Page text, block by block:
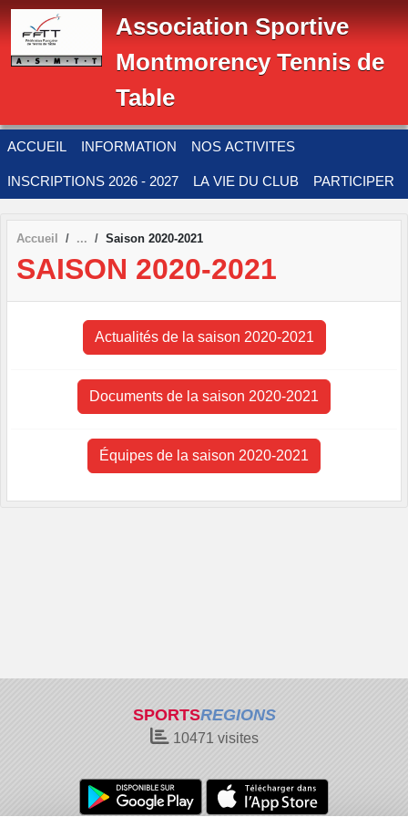
Association Sportive
Montmorency Tennis de
Table
ACCUEIL INFORMATION NOS ACTIVITES
INSCRIPTIONS 2026 - 2027 LA VIE DU CLUB PARTICIPER
Accueil Saison 2020-2021
SAISON 2020-2021
Actualités de la saison 2020-2021
Documents de la saison 2020-2021
Équipes de la saison 2020-2021
SPORTSREGIONS
10471 visites
Panneau de gestion des cookies